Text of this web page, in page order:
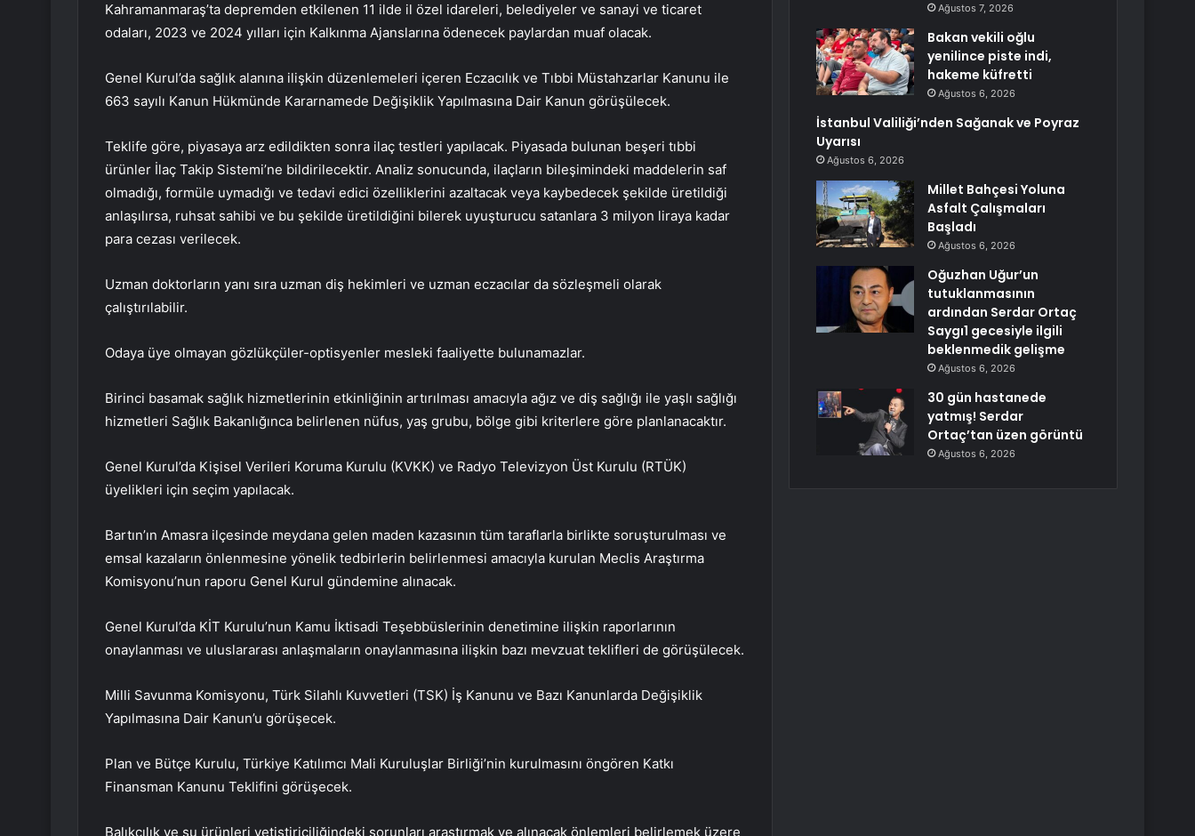
Kahramanmaraş’ta depremden etkilenen 11 ilde il özel idareleri, belediyeler ve sanayi ve ticaret
odaları, 2023 ve 2024 yılları için Kalkınma Ajanslarına ödenecek paylardan muaf olacak.
Genel Kurul’da sağlık alanına ilişkin düzenlemeleri içeren Eczacılık ve Tıbbi Müstahzarlar Kanunu ile
663 sayılı Kanun Hükmünde Kararnamede Değişiklik Yapılmasına Dair Kanun görüşülecek.
Teklife göre, piyasaya arz edildikten sonra ilaç testleri yapılacak. Piyasada bulunan beşeri tıbbi
ürünler İlaç Takip Sistemi’ne bildirilecektir. Analiz sonucunda, ilaçların bileşimindeki maddelerin saf
olmadığı, formüle uymadığı ve tedavi edici özelliklerini azaltacak veya kaybedecek şekilde üretildiği
anlaşılırsa, ruhsat sahibi ve bu şekilde üretildiğini bilerek uyuşturucu satanlara 3 milyon liraya kadar
para cezası verilecek.
Uzman doktorların yanı sıra uzman diş hekimleri ve uzman eczacılar da sözleşmeli olarak
çalıştırılabilir.
Odaya üye olmayan gözlükçüler-optisyenler mesleki faaliyette bulunamazlar.
Birinci basamak sağlık hizmetlerinin etkinliğinin artırılması amacıyla ağız ve diş sağlığı ile yaşlı sağlığı
hizmetleri Sağlık Bakanlığınca belirlenen nüfus, yaş grubu, bölge gibi kriterlere göre planlanacaktır.
Genel Kurul’da Kişisel Verileri Koruma Kurulu (KVKK) ve Radyo Televizyon Üst Kurulu (RTÜK)
üyelikleri için seçim yapılacak.
Bartın’ın Amasra ilçesinde meydana gelen maden kazasının tüm taraflarla birlikte soruşturulması ve
emsal kazaların önlenmesine yönelik tedbirlerin belirlenmesi amacıyla kurulan Meclis Araştırma
Komisyonu’nun raporu Genel Kurul gündemine alınacak.
Genel Kurul’da KİT Kurulu’nun Kamu İktisadi Teşebbüslerinin denetimine ilişkin raporlarının
onaylanması ve uluslararası anlaşmaların onaylanmasına ilişkin bazı mevzuat teklifleri de görüşülecek.
Milli Savunma Komisyonu, Türk Silahlı Kuvvetleri (TSK) İş Kanunu ve Bazı Kanunlarda Değişiklik
Yapılmasına Dair Kanun’u görüşecek.
Plan ve Bütçe Kurulu, Türkiye Katılımcı Mali Kuruluşlar Birliği’nin kurulmasını öngören Katkı
Finansman Kanunu Teklifini görüşecek.
Balıkçılık ve su ürünleri yetiştiriciliğindeki sorunları araştırmak ve alınacak önlemleri belirlemek üzere
Ağustos 7, 2026
Bakan vekili oğlu
yenilince piste indi,
hakeme küfretti
Ağustos 6, 2026
İstanbul Valiliği’nden Sağanak ve Poyraz
Uyarısı
Ağustos 6, 2026
Millet Bahçesi Yoluna
Asfalt Çalışmaları
Başladı
Ağustos 6, 2026
Oğuzhan Uğur’un
tutuklanmasının
ardından Serdar Ortaç
Saygı1 gecesiyle ilgili
beklenmedik gelişme
Ağustos 6, 2026
30 gün hastanede
yatmış! Serdar
Ortaç’tan üzen görüntü
Ağustos 6, 2026